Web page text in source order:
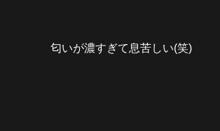
匂いが濃すぎて息苦しい(笑)